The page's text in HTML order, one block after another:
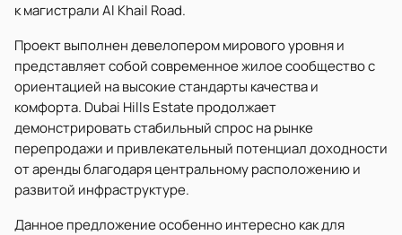
к магистрали Al Khail Road.
Проект выполнен девелопером мирового уровня и
представляет собой современное жилое сообщество с
ориентацией на высокие стандарты качества и
комфорта. Dubai Hills Estate продолжает
демонстрировать стабильный спрос на рынке
перепродажи и привлекательный потенциал доходности
от аренды благодаря центральному расположению и
развитой инфраструктуре.
Данное предложение особенно интересно как для